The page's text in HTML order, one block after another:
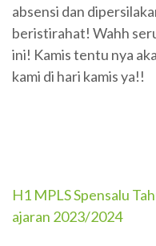
absensi dan
beristirahat! Wahh
ini! Kamis tentu nya
kami di hari kamis ya!!
Navigasi
pos
H1 MPLS Spensalu
ajaran 2023/2024